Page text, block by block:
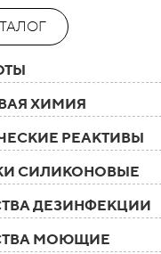
ХИМИЯ
РЕАКТИВЫ
СИЛИКОНОВЫЕ
ДЕЗИНФЕКЦИИ
МОЮЩИЕ